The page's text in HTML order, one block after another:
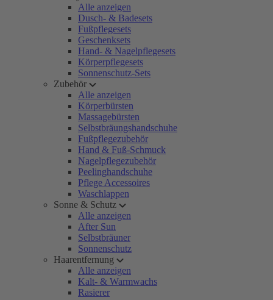
Alle anzeigen
Dusch- & Badesets
Fußpflegesets
Geschenksets
Hand- & Nagelpflegesets
Körperpflegesets
Sonnenschutz-Sets
Zubehör
Alle anzeigen
Körperbürsten
Massagebürsten
Selbstbräungshandschuhe
Fußpflegezubehör
Hand & Fuß-Schmuck
Nagelpflegezubehör
Peelinghandschuhe
Pflege Accessoires
Waschlappen
Sonne & Schutz
Alle anzeigen
After Sun
Selbstbräuner
Sonnenschutz
Haarentfernung
Alle anzeigen
Kalt- & Warmwachs
Rasierer